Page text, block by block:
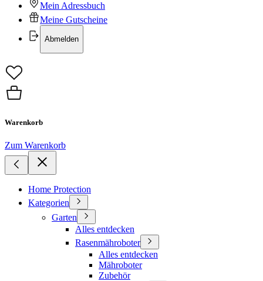
Mein Adressbuch
Meine Gutscheine
Abmelden
Warenkorb
Zum Warenkorb
Home Protection
Kategorien
Garten
Alles entdecken
Rasenmähroboter
Alles entdecken
Mähroboter
Zubehör